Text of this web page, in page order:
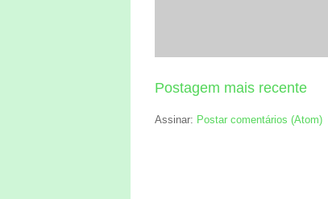
Postagem mais recente
Assinar: Postar comentários (Atom)